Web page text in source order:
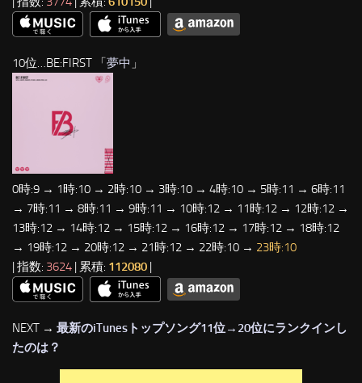
10位…BE:FIRST 「夢中 」
0時:9 → 1時:10 → 2時:10 → 3時:10 → 4時:10 → 5時:11 → 6時:11
→ 7時:11 → 8時:11 → 9時:11 → 10時:12 → 11時:12 → 12時:12 →
13時:12 → 14時:12 → 15時:12 → 16時:12 → 17時:12 → 18時:12
→ 19時:12 → 20時:12 → 21時:12 → 22時:10 → 23時:10
| 指数: 3624 | 累積: 112080 |
NEXT → 最新のiTunesトップソング11位→20位にランクインし
たのは？